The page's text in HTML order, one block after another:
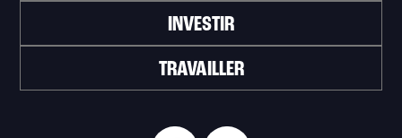
INVESTIR
TRAVAILLER